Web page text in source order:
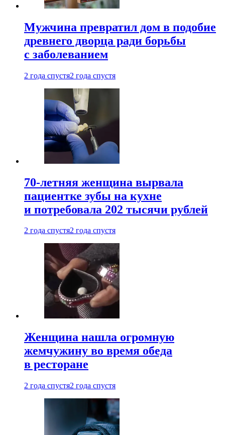
Мужчина превратил дом в подобие
древнего дворца ради борьбы
с заболеванием
2 года спустя2 года спустя
70-летняя женщина вырвала
пациентке зубы на кухне
и потребовала 202 тысячи рублей
2 года спустя2 года спустя
Женщина нашла огромную
жемчужину во время обеда
в ресторане
2 года спустя2 года спустя